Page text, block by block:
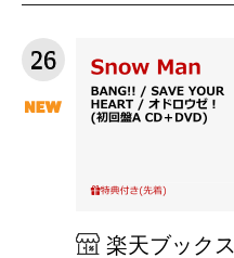
26
楽天ブックス